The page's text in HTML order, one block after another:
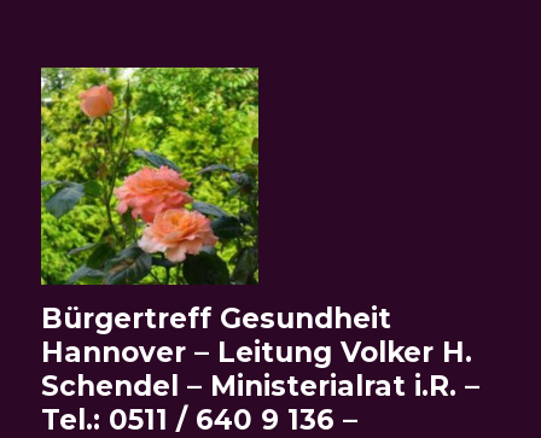
Bürgertreff Gesundheit
Hannover – Leitung Volker H.
Schendel – Ministerialrat i.R. –
Tel.: 0511 / 640 9 136 –